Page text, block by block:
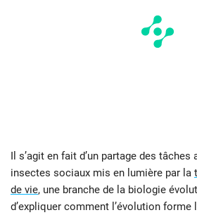
Il s’agit en fait d’un partage des tâches
insectes sociaux mis en lumière par la
de vie, une branche de la biologie
d’expliquer comment l’évolution forme